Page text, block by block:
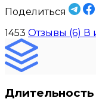
Поделиться
1453 Отзывы (6) В
Длительность